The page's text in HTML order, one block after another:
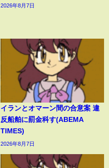
2026年8月7日
イランとオマーン間の合意案 違
反船舶に罰金科す(ABEMA
TIMES)
2026年8月7日